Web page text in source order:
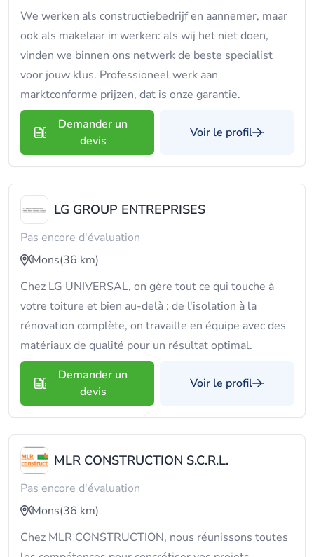
We werken als constructiebedrijf en aannemer, maar
ook als makelaar in werken: als wij het niet doen,
vinden we binnen ons netwerk de beste specialist
voor jouw klus. Professioneel werk aan
marktconforme prijzen, dat is onze garantie.
Demander un
devis
Voir le profil
LG GROUP ENTREPRISES
Pas encore d'évaluation
Mons(36 km)
Chez LG UNIVERSAL, on gère tout ce qui touche à
votre toiture et bien au-delà : de l'isolation à la
rénovation complète, on travaille en équipe avec des
matériaux de qualité pour un résultat optimal.
Demander un
devis
Voir le profil
MLR CONSTRUCTION S.C.R.L.
Pas encore d'évaluation
Mons(36 km)
Chez MLR CONSTRUCTION, nous réunissons toutes